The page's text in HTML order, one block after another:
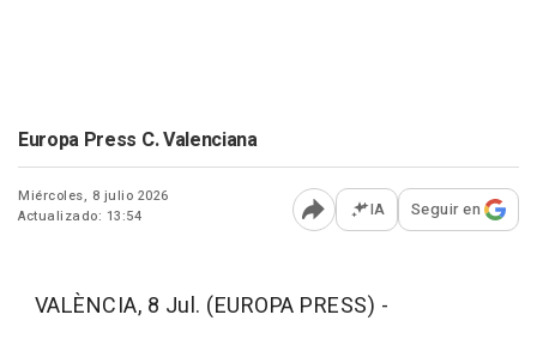
Europa Press C. Valenciana
Miércoles, 8 julio 2026
Actualizado: 13:54
Abrir opciones para
IA Seguir en
VALÈNCIA, 8 Jul. (EUROPA PRESS) -